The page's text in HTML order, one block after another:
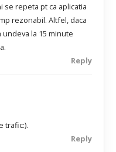
repeta pt ca aplicatia
rezonabil. Altfel, daca
la 15 minute
Reply
trafic:).
Reply